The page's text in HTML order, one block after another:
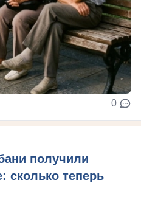
0
получили
сколько теперь